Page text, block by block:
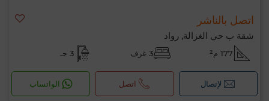
اتصل بالناشر
شقة ب حي الغزالة, رواد
177 م² 3 غرف 3 حـ
لإتصال اتصل الواتساب